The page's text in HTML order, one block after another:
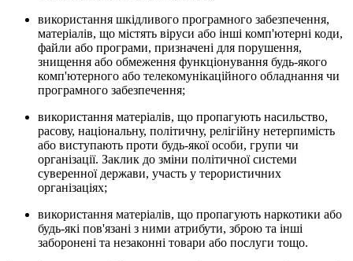
використання шкідливого програмного забезпечення,
матеріалів, що містять віруси або інші комп'ютерні коди,
файли або програми, призначені для порушення,
знищення або обмеження функціонування будь-якого
комп'ютерного або телекомунікаційного обладнання чи
програмного забезпечення;
використання матеріалів, що пропагують насильство,
расову, національну, політичну, релігійну нетерпимість
або виступають проти будь-якої особи, групи чи
організації. Заклик до зміни політичної системи
суверенної держави, участь у терористичних
організаціях;
використання матеріалів, що пропагують наркотики або
будь-які пов'язані з ними атрибути, зброю та інші
заборонені та незаконні товари або послуги тощо.